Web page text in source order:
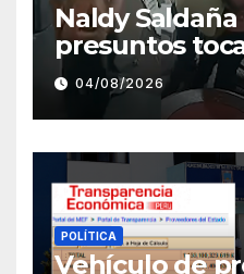
Naldy
presuntos
indebidos a
de La Bella
04/08/2026
POLÍTICA
Vehículo de